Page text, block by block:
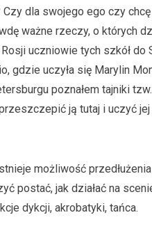
dla swojego ego czy
ważne rzeczy, o których
uczniowie tych szkół do
gdzie uczyła się Marylin
poznałem tajniki
ją tutaj i uczyć
możliwość
postać, jak działać na
dykcji, akrobatyki, tańca.